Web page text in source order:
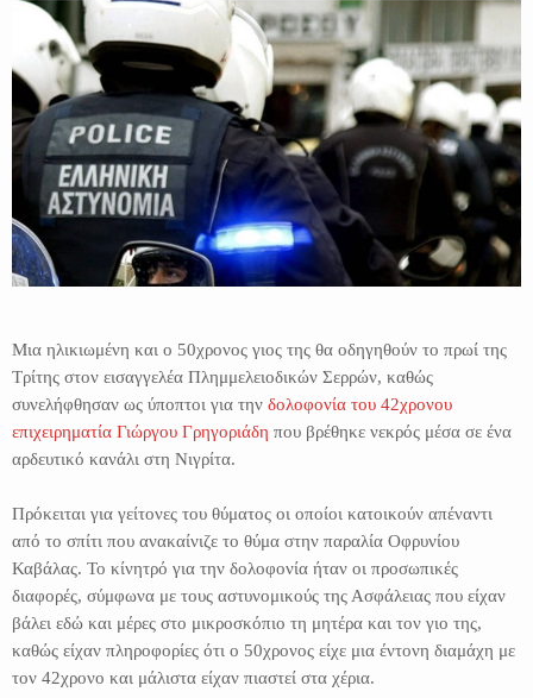
Μια ηλικιωμένη και ο 50χρονος γιος της θα οδηγηθούν το πρωί της
Τρίτης στον εισαγγελέα Πλημμελειοδικών Σερρών, καθώς
συνελήφθησαν ως ύποπτοι για την δολοφονία του 42χρονου
επιχειρηματία Γιώργου Γρηγοριάδη που βρέθηκε νεκρός μέσα σε ένα
αρδευτικό κανάλι στη Νιγρίτα.
Πρόκειται για γείτονες του θύματος οι οποίοι κατοικούν απέναντι
από το σπίτι που ανακαίνιζε το θύμα στην παραλία Οφρυνίου
Καβάλας. Το κίνητρό για την δολοφονία ήταν οι προσωπικές
διαφορές, σύμφωνα με τους αστυνομικούς της Ασφάλειας που είχαν
βάλει εδώ και μέρες στο μικροσκόπιο τη μητέρα και τον γιο της,
καθώς είχαν πληροφορίες ότι ο 50χρονος είχε μια έντονη διαμάχη με
τον 42χρονο και μάλιστα είχαν πιαστεί στα χέρια.